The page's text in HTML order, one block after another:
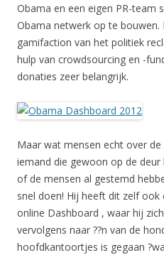
Obama en een eigen PR-team
Obama netwerk op te
gamifaction van het politiek
hulp van crowdsourcing en -
donaties zeer belangrijk.
Maar wat mensen echt over
iemand die gewoon op de
of de mensen al gestemd
snel doen! Hij heeft dit zelf ook
online Dashboard , waar hij
vervolgens naar ??n van de
hoofdkantoortjes is gegaan